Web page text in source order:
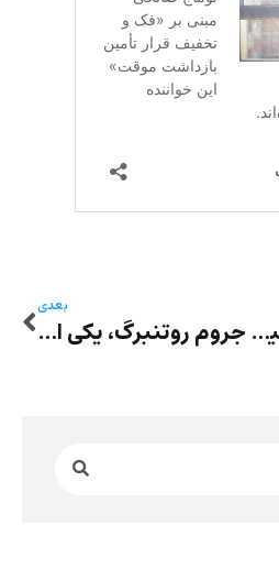
جواد اسحاقیان: سیمای قهرمان چندلایه در «نماز میّت» رضا دانشور
بعدی
جروم روتنبرگ، یکی از پیشگامان شعر قومی و اتنوپوئتیک آمریکا درگذشت – شعری از او به ترجمه سپیده جدیری